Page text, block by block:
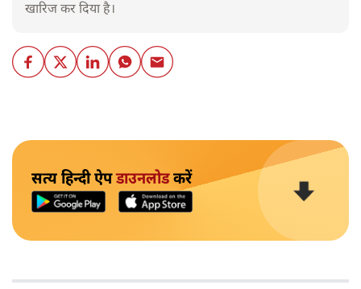
खारिज कर दिया है।
सत्य हिन्दी ऐपडाउनलोडकरें